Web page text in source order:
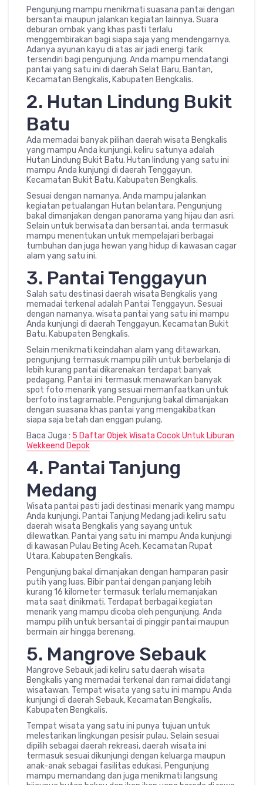
Pengunjung mampu menikmati suasana pantai dengan
bersantai maupun jalankan kegiatan lainnya. Suara
deburan ombak yang khas pasti terlalu
menggembirakan bagi siapa saja yang mendengarnya.
Adanya ayunan kayu di atas air jadi energi tarik
tersendiri bagi pengunjung. Anda mampu mendatangi
pantai yang satu ini di daerah Selat Baru, Bantan,
Kecamatan Bengkalis, Kabupaten Bengkalis.
2. Hutan Lindung Bukit
Batu
Ada memadai banyak pilihan daerah wisata Bengkalis
yang mampu Anda kunjungi, keliru satunya adalah
Hutan Lindung Bukit Batu. Hutan lindung yang satu ini
mampu Anda kunjungi di daerah Tenggayun,
Kecamatan Bukit Batu, Kabupaten Bengkalis.
Sesuai dengan namanya, Anda mampu jalankan
kegiatan petualangan Hutan belantara. Pengunjung
bakal dimanjakan dengan panorama yang hijau dan asri.
Selain untuk berwisata dan bersantai, anda termasuk
mampu menentukan untuk mempelajari berbagai
tumbuhan dan juga hewan yang hidup di kawasan cagar
alam yang satu ini.
3. Pantai Tenggayun
Salah satu destinasi daerah wisata Bengkalis yang
memadai terkenal adalah Pantai Tenggayun. Sesuai
dengan namanya, wisata pantai yang satu ini mampu
Anda kunjungi di daerah Tenggayun, Kecamatan Bukit
Batu, Kabupaten Bengkalis.
Selain menikmati keindahan alam yang ditawarkan,
pengunjung termasuk mampu pilih untuk berbelanja di
lebih kurang pantai dikarenakan terdapat banyak
pedagang. Pantai ini termasuk menawarkan banyak
spot foto menarik yang sesuai memanfaatkan untuk
berfoto instagramable. Pengunjung bakal dimanjakan
dengan suasana khas pantai yang mengakibatkan
siapa saja betah dan enggan pulang.
Baca Juga : 5 Daftar Objek Wisata Cocok Untuk Liburan
Wekkeend Depok
4. Pantai Tanjung
Medang
Wisata pantai pasti jadi destinasi menarik yang mampu
Anda kunjungi. Pantai Tanjung Medang jadi keliru satu
daerah wisata Bengkalis yang sayang untuk
dilewatkan. Pantai yang satu ini mampu Anda kunjungi
di kawasan Pulau Beting Aceh, Kecamatan Rupat
Utara, Kabupaten Bengkalis.
Pengunjung bakal dimanjakan dengan hamparan pasir
putih yang luas. Bibir pantai dengan panjang lebih
kurang 16 kilometer termasuk terlalu memanjakan
mata saat dinikmati. Terdapat berbagai kegiatan
menarik yang mampu dicoba oleh pengunjung. Anda
mampu pilih untuk bersantai di pinggir pantai maupun
bermain air hingga berenang.
5. Mangrove Sebauk
Mangrove Sebauk jadi keliru satu daerah wisata
Bengkalis yang memadai terkenal dan ramai didatangi
wisatawan. Tempat wisata yang satu ini mampu Anda
kunjungi di daerah Sebauk, Kecamatan Bengkalis,
Kabupaten Bengkalis.
Tempat wisata yang satu ini punya tujuan untuk
melestarikan lingkungan pesisir pulau. Selain sesuai
dipilih sebagai daerah rekreasi, daerah wisata ini
termasuk sesuai dikunjungi dengan keluarga maupun
anak-anak sebagai fasilitas edukasi. Pengunjung
mampu memandang dan juga menikmati langsung